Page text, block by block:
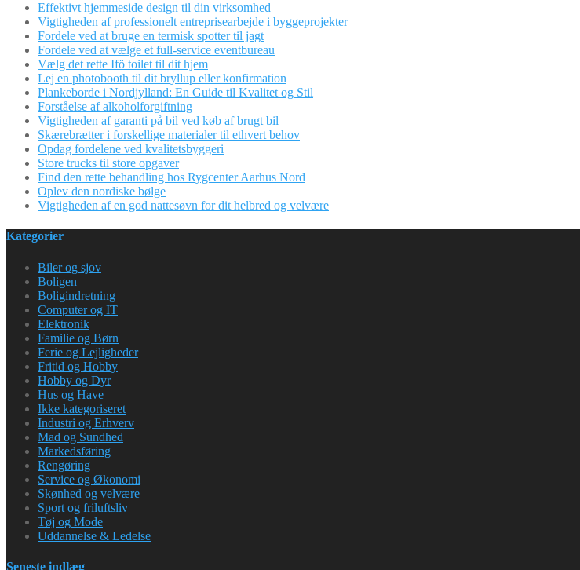
Effektivt hjemmeside design til din virksomhed
Vigtigheden af professionelt entreprisearbejde i byggeprojekter
Fordele ved at bruge en termisk spotter til jagt
Fordele ved at vælge et full-service eventbureau
Vælg det rette Ifö toilet til dit hjem
Lej en photobooth til dit bryllup eller konfirmation
Plankeborde i Nordjylland: En Guide til Kvalitet og Stil
Forståelse af alkoholforgiftning
Vigtigheden af garanti på bil ved køb af brugt bil
Skærebrætter i forskellige materialer til ethvert behov
Opdag fordelene ved kvalitetsbyggeri
Store trucks til store opgaver
Find den rette behandling hos Rygcenter Aarhus Nord
Oplev den nordiske bølge
Vigtigheden af en god nattesøvn for dit helbred og velvære
Kategorier
Biler og sjov
Boligen
Boligindretning
Computer og IT
Elektronik
Familie og Børn
Ferie og Lejligheder
Fritid og Hobby
Hobby og Dyr
Hus og Have
Ikke kategoriseret
Industri og Erhverv
Mad og Sundhed
Markedsføring
Rengøring
Service og Økonomi
Skønhed og velvære
Sport og friluftsliv
Tøj og Mode
Uddannelse & Ledelse
Seneste indlæg